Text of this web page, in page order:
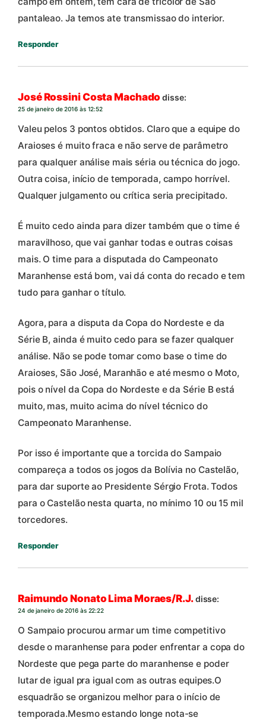
pantaleao. Ja temos ate transmissao do interior.
Responder
José Rossini Costa Machado disse:
25 de janeiro de 2016 às 12:52
Valeu pelos 3 pontos obtidos. Claro que a equipe do
Araioses é muito fraca e não serve de parâmetro
para qualquer análise mais séria ou técnica do jogo.
Outra coisa, início de temporada, campo horrível.
Qualquer julgamento ou crítica seria precipitado.
É muito cedo ainda para dizer também que o time é
maravilhoso, que vai ganhar todas e outras coisas
mais. O time para a disputada do Campeonato
Maranhense está bom, vai dá conta do recado e tem
tudo para ganhar o título.
Agora, para a disputa da Copa do Nordeste e da
Série B, ainda é muito cedo para se fazer qualquer
análise. Não se pode tomar como base o time do
Araioses, São José, Maranhão e até mesmo o Moto,
pois o nível da Copa do Nordeste e da Série B está
muito, mas, muito acima do nível técnico do
Campeonato Maranhense.
Por isso é importante que a torcida do Sampaio
compareça a todos os jogos da Bolívia no Castelão,
para dar suporte ao Presidente Sérgio Frota. Todos
para o Castelão nesta quarta, no mínimo 10 ou 15 mil
torcedores.
Responder
Raimundo Nonato Lima Moraes/R.J.disse:
24 de janeiro de 2016 às 22:22
O Sampaio procurou armar um time competitivo
desde o maranhense para poder enfrentar a copa do
Nordeste que pega parte do maranhense e poder
lutar de igual pra igual com as outras equipes.O
esquadrão se organizou melhor para o início de
temporada.Mesmo estando longe nota-se